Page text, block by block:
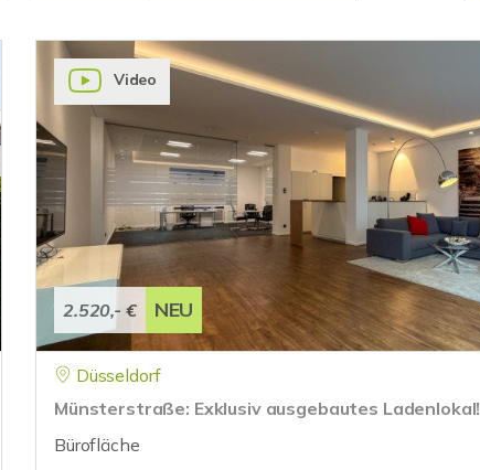
2.520,- € NEU
Video
Düsseldorf
Münsterstraße: Exklusiv ausgebautes Ladenlokal!
Bürofläche